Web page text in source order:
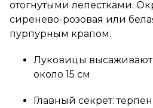
отогнутыми лепестками.
сиренево-розовая или
пурпурным крапом.
Луковицы высаживают
около 15 см
Главный секрет: